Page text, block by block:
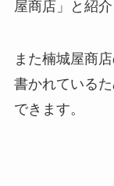
屋商店」と紹介
また楠城屋商
書かれている
できます。